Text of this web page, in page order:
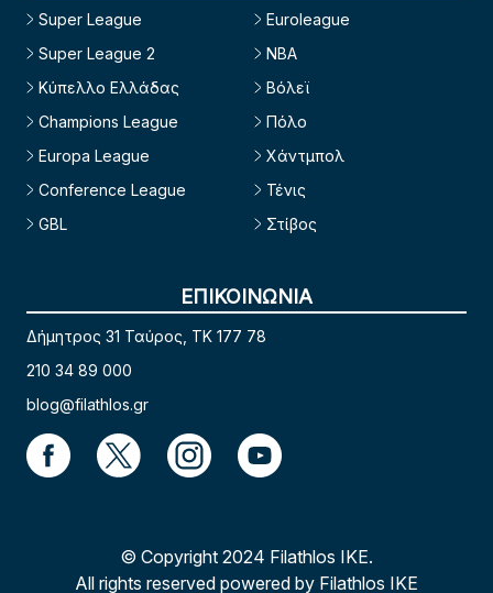
Super League
Super League 2
Κύπελλο Ελλάδας
Champions League
Europa League
Conference League
GBL
Euroleague
NBA
Βόλεϊ
Πόλο
Χάντμπολ
Τένις
Στίβος
ΕΠΙΚΟΙΝΩΝΙΑ
Δήμητρος 31 Ταύρος, TK 177 78
210 34 89 000
blog@filathlos.gr
© Copyright 2024 Filathlos ΙΚΕ.
All rights reserved powered by Filathlos ΙΚΕ